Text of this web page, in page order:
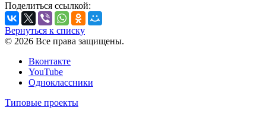
Поделиться ссылкой:
Вернуться к списку
© 2026 Все права защищены.
Вконтакте
YouTube
Одноклассники
Типовые проекты